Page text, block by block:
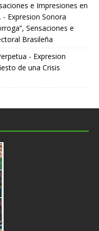
e Impresiones en
Expresion Sonora
Sensaciones e
Brasileña
- Expresion
de una Crisis